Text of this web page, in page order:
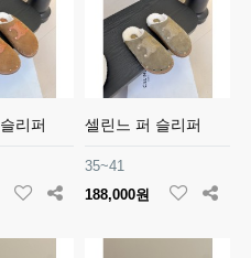
리퍼 셀린느 퍼 슬리퍼
35~41
188,000원